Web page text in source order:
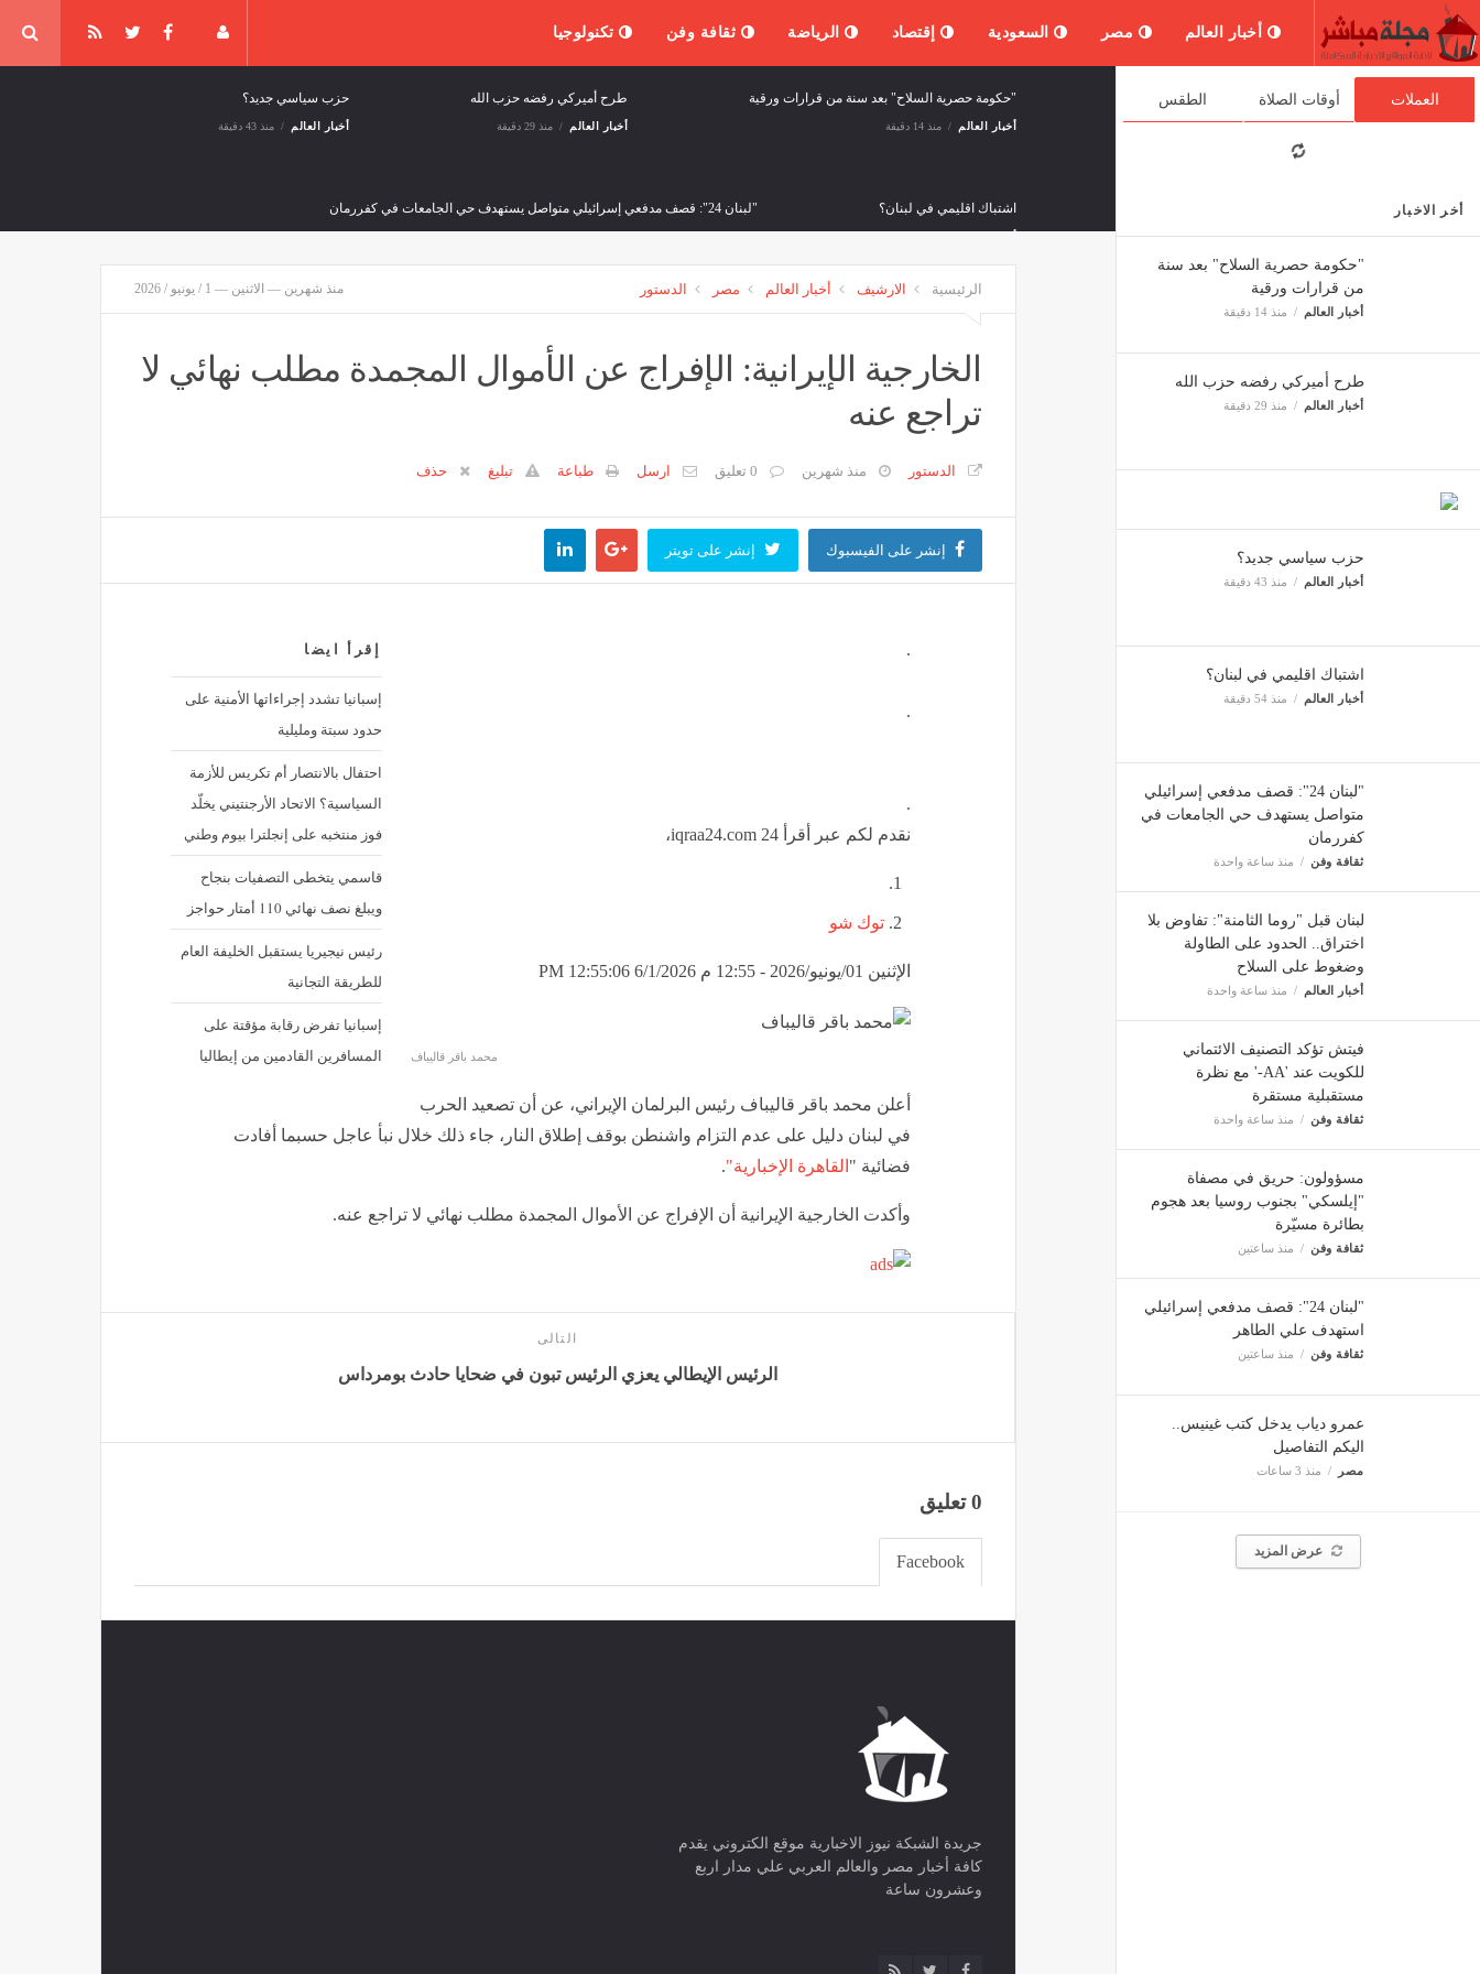
أخبار العالم مصر السعودية إقتصاد الرياضة ثقافة وفن تكنولوجيا
العملات أوقات الصلاة الطقس
أخر الاخبار
"حكومة حصرية السلاح" بعد سنة
من قرارات ورقية
أخبار العالم منذ 14 دقيقة
طرح أميركي رفضه حزب الله
أخبار العالم منذ 29 دقيقة
حزب سياسي جديد؟
أخبار العالم منذ 43 دقيقة
اشتباك اقليمي في لبنان؟
أخبار العالم منذ 54 دقيقة
"لبنان 24": قصف مدفعي إسرائيلي
متواصل يستهدف حي الجامعات في
كفررمان
ثقافة وفن منذ ساعة واحدة
لبنان قبل "روما الثامنة": تفاوض بلا
اختراق.. الحدود على الطاولة
وضغوط على السلاح
أخبار العالم منذ ساعة واحدة
فيتش تؤكد التصنيف الائتماني
للكويت عند 'AA-' مع نظرة
مستقبلية مستقرة
ثقافة وفن منذ ساعة واحدة
مسؤولون: حريق في مصفاة
"إيلسكي" بجنوب روسيا بعد هجوم
بطائرة مسيّرة
ثقافة وفن منذ ساعتين
"لبنان 24": قصف مدفعي إسرائيلي
استهدف علي الطاهر
ثقافة وفن منذ ساعتين
عمرو دياب يدخل كتب غينيس..
اليكم التفاصيل
مصر منذ 3 ساعات
عرض المزيد
"حكومة حصرية السلاح" بعد سنة من قرارات ورقية
أخبار العالم منذ 14 دقيقة
طرح أميركي رفضه حزب الله
أخبار العالم منذ 29 دقيقة
حزب سياسي جديد؟
أخبار العالم منذ 43 دقيقة
اشتباك اقليمي في لبنان؟ "لبنان 24": قصف مدفعي إسرائيلي متواصل يستهدف حي الجامعات في كفررمان
لبنان قبل "روما الثامنة": تفاوض بلا اختراق.. الحدود على الطاولة وضغوط على السلاح
فيتش تؤكد التصنيف الائتماني للكويت عند 'AA-' مع نظرة مستقبلية مستقرة
عمرو دياب يدخل كتب غينيس.. اليكم التفاصيل
الرئيسية الارشيف أخبار العالم مصر الدستور منذ شهرين — الاثنين — 1 / يونيو / 2026
الخارجية الإيرانية: الإفراج عن الأموال المجمدة مطلب نهائي لا
تراجع عنه
الدستور منذ شهرين 0 تعليق ارسل طباعة تبليغ حذف
إنشر على الفيسبوك إنشر على تويتر
إقرأ ايضا
إسبانيا تشدد إجراءاتها الأمنية على
حدود سبتة ومليلية
احتفال بالانتصار أم تكريس للأزمة
السياسية؟ الاتحاد الأرجنتيني يخلّد
فوز منتخبه على إنجلترا بيوم وطني
قاسمي يتخطى التصفيات بنجاح
ويبلغ نصف نهائي 110 أمتار حواجز
رئيس نيجيريا يستقبل الخليفة العام
للطريقة التجانية
إسبانيا تفرض رقابة مؤقتة على
المسافرين القادمين من إيطاليا
.
.
.
نقدم لكم عبر أقرأ 24 iqraa24.com،
توك شو
الإثنين 01/يونيو/2026 - 12:55 م 6/1/2026 12:55:06 PM
محمد باقر قاليباف
أعلن محمد باقر قاليباف رئيس البرلمان الإيراني، عن أن تصعيد الحرب
في لبنان دليل على عدم التزام واشنطن بوقف إطلاق النار، جاء ذلك خلال نبأ عاجل حسبما أفادت
فضائية " القاهرة الإخبارية".
وأكدت الخارجية الإيرانية أن الإفراج عن الأموال المجمدة مطلب نهائي لا تراجع عنه.
التالى
الرئيس الإيطالي يعزي الرئيس تبون في ضحايا حادث بومرداس
0 تعليق
Facebook
جريدة الشبكة نيوز الاخبارية موقع الكتروني يقدم
كافة أخبار مصر والعالم العربي علي مدار اربع
وعشرون ساعة